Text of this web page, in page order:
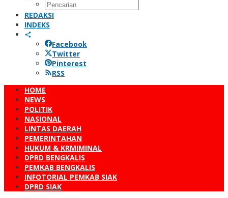
REDAKSI
INDEKS
Facebook
Twitter
Pinterest
RSS
HOME
NEWS
POLITIK
NASIONAL
LINTAS DAERAH
PEMERINTAHAN
HUKUM & KRMIMINAL
DPRD BENGKALIS
PEMKAB BENGKALIS
INFOTORIAL PEMKAB SIAK
DPRD SIAK